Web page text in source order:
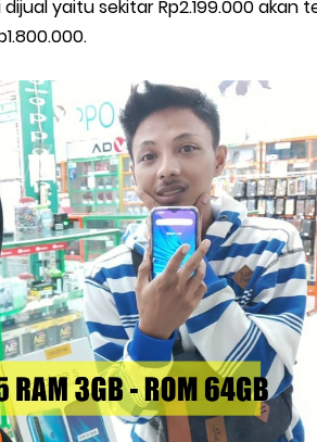
Grabcar Terbaru
Diterima
Online Terbaru Dari Grab
Gratis
yaitu sekitar Rp2.199.000 akan